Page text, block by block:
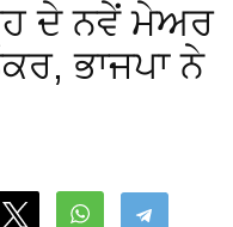
ਦੇ ਨਵੇਂ ਮੇਅਰ
ਭਾਜਪਾ ਨੇ